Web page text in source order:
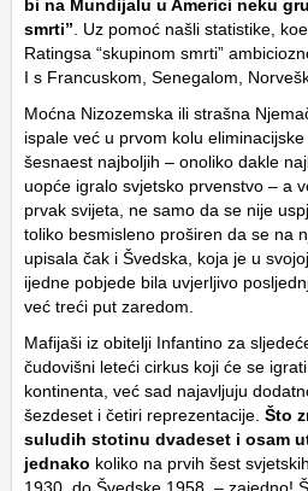
bi na Mundijalu u Americi neku
smrti”. Uz pomoć našli statistike,
Ratingsa “skupinom smrti”
I s Francuskom, Senegalom,
Moćna Nizozemska ili strašna
ispale već u prvom kolu
šesnaest najboljih – onoliko dakle
uopće igralo svjetsko prvenstvo – a
prvak svijeta, ne samo da se nije
toliko besmisleno proširen da se na
upisala čak i Švedska, koja je u
ijedne pobjede bila uvjerljivo
već treći put zaredom.
Mafijaši iz obitelji Infantino za
čudovišni leteći cirkus koji će se
kontinenta, već sad najavljuju
šezdeset i četiri reprezentacije. Što
suludih stotinu dvadeset i osam
jednako koliko na prvih šest